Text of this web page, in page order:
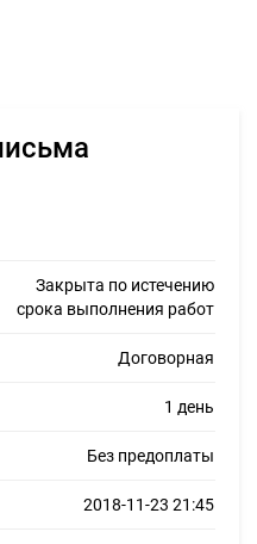
Закрыта по истечению
срока выполнения работ
Договорная
1 день
Без предоплаты
2018-11-23 21:45